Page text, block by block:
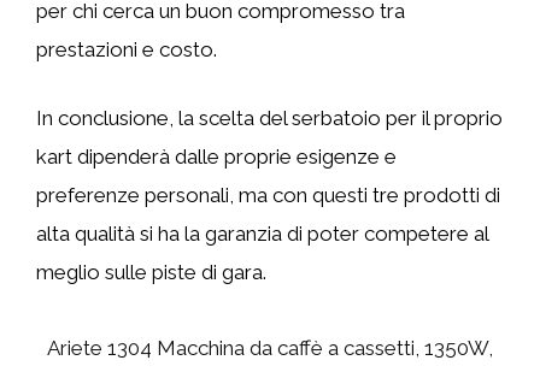
per chi cerca un buon compromesso tra
prestazioni e costo.
In conclusione, la scelta del serbatoio per il proprio
kart dipenderà dalle proprie esigenze e
preferenze personali, ma con questi tre prodotti di
alta qualità si ha la garanzia di poter competere al
meglio sulle piste di gara.
Ariete 1304 Macchina da caffè a cassetti, 1350W,